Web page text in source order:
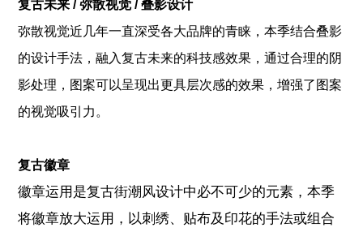
复古未来 / 弥散视觉 / 叠影设计
弥散视觉近几年一直深受各大品牌的青睐，本季结合叠影
的设计手法，融入复古未来的科技感效果，通过合理的阴
影处理，图案可以呈现出更具层次感的效果，增强了图案
的视觉吸引力。
复古徽章
徽章运用是复古街潮风设计中必不可少的元素，本季
将徽章放大运用，以刺绣、贴布及印花的手法或组合